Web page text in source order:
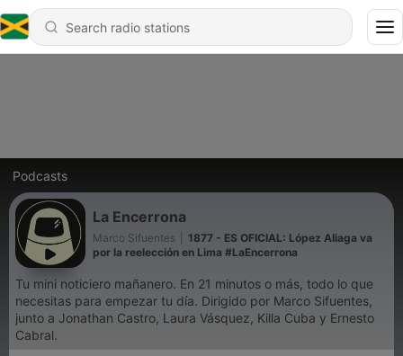
Podcasts
La Encerrona
Marco Sifuentes
1877 - ES OFICIAL: López Aliaga va
por la reelección en Lima #LaEncerrona
Tu mini noticiero mañanero. En 21 minutos o más, todo lo que
necesitas para empezar tu día. Dirigido por Marco Sifuentes,
junto a Jonathan Castro, Laura Vásquez, Killa Cuba y Ernesto
Cabral.